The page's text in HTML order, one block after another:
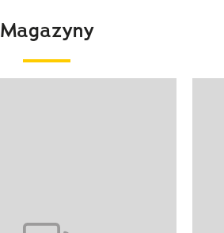
Magazyny